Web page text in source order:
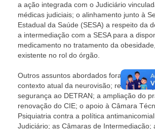
a ação integrada com o Judiciário
médicas judiciais; o alinhamento junto à
Estadual da Saúde (SESA) a respeito da
a intermediação com a SESA para a
medicamento no tratamento da
existente no rol do órgão.
Outros assuntos abordados foram a
contexto atual da neurovisão;
segurança ao DETRAN; a ampliação do
renovação do CIE; o apoio à Câmara
Psiquiatria contra a política
Judiciário; as Câmaras de Intermediação;